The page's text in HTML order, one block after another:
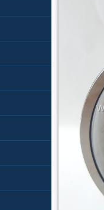
ĐẠN
24134
đạn